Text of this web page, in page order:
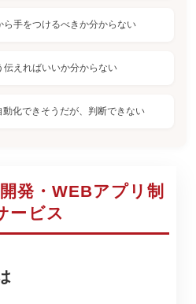
手をつけるべきか分からない
えればいいか分からない
化できそうだが、判断できない
発・WEBアプリ制
ービス